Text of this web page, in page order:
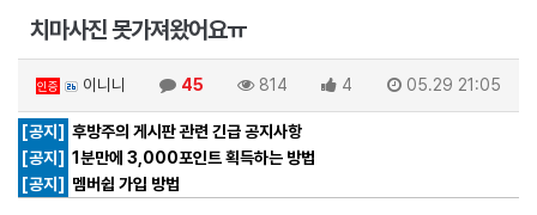
치마사진 못가져왔어요ㅠ
인증 이니니 45 814 4 05.29 21:05
[공지] 후방주의 게시판 관련 긴급 공지사항
[공지] 1분만에 3,000포인트 획득하는 방법
[공지]
멤버쉽 가입 방법